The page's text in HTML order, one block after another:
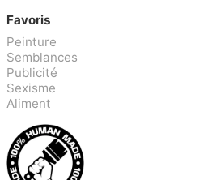
Favoris
Peinture
Semblances
Publicité
Sexisme
Aliment